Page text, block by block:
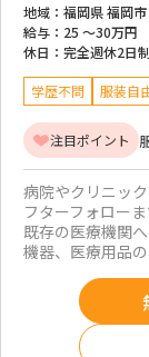
地域： 福岡県 福岡市
給与： 25 ～30万円
休日： 完全週休2日
学歴不問 服装自
注目ポイント
病院やクリニッ
フターフォロー
既存の医療機関
機器、医療用品